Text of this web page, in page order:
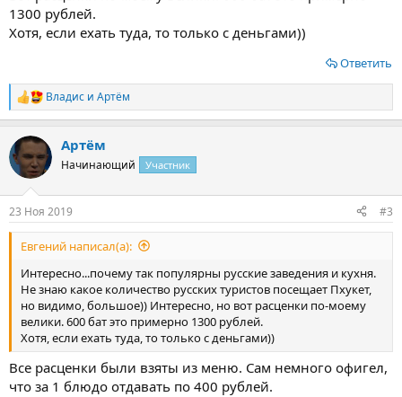
1300 рублей.
Хотя, если ехать туда, то только с деньгами))
Ответить
Р
е
к
ц
и
Владис и Артём
Артём
Начинающий Участник
23 Ноя 2019 #3
Евгений написал(а):
Интересно...почему так популярны русские заведения и кухня.
Не знаю какое количество русских туристов посещает Пхукет,
но видимо, большое)) Интересно, но вот расценки по-моему
велики. 600 бат это примерно 1300 рублей.
Хотя, если ехать туда, то только с деньгами))
Все расценки были взяты из меню. Сам немного офигел,
что за 1 блюдо отдавать по 400 рублей.